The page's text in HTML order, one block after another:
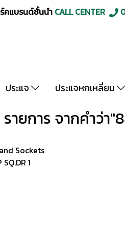
ร์คแบรนด์ชั้นนำ CALL CENTER
ประแจ ประแจหกเหลี่ยม
ายการ จากคำว่า
Sockets
1